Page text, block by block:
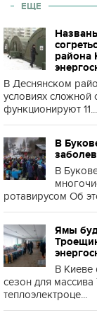
ЕЩЕ
района
В Деснянском
условиях сложной
функционируют 11...
В
В
ротавирусом Об
Ямы
В Киеве
сезон для
теплоэлектроце...